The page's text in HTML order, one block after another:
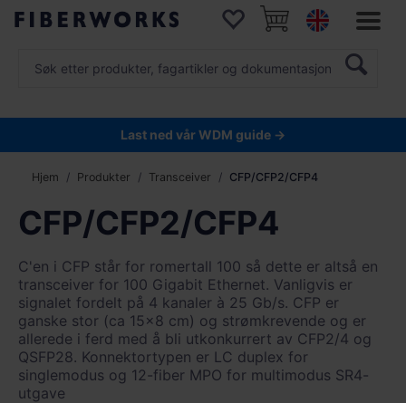
Last ned vår WDM guide →
Hjem Produkter Transceiver CFP/CFP2/CFP4
CFP/CFP2/CFP4
C'en i CFP står for romertall 100 så dette er altså en
transceiver for 100 Gigabit Ethernet. Vanligvis er
signalet fordelt på 4 kanaler à 25 Gb/s. CFP er
ganske stor (ca 15x8 cm) og strømkrevende og er
allerede i ferd med å bli utkonkurrert av CFP2/4 og
QSFP28. Konnektortypen er LC duplex for
singlemodus og 12-fiber MPO for multimodus SR4-
utgave